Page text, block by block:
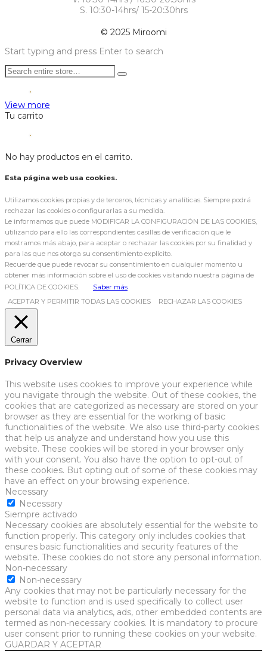
S. 10:30-14hrs/ 15-20:30hrs
© 2025 Miroomi
Start typing and press Enter to search
View more
Tu carrito
No hay productos en el carrito.
Esta página web usa cookies.
Utilizamos cookies propias y de terceros, técnicas y analíticas. Siempre podrá
rechazar las cookies o configurarlas a su medida.
Le informamos que puede MODIFICAR LA CONFIGURACIÓN DE LAS COOKIES,
utilizando para ello las correspondientes casillas de verificación que le
mostramos más abajo, para aceptar o rechazar las cookies por su finalidad y
para las que nos otorga su consentimiento explícito.
Recuerde que puede revocar su consentimiento en cualquier momento u
obtener más información sobre el uso de cookies visitando nuestra página de
POLÍTICA DE COOKIES.
Saber más
ACEPTAR Y PERMITIR TODAS LAS COOKIES
RECHAZAR LAS COOKIES
Cerrar
Privacy Overview
This website uses cookies to improve your experience while
you navigate through the website. Out of these cookies, the
cookies that are categorized as necessary are stored on your
browser as they are essential for the working of basic
functionalities of the website. We also use third-party cookies
that help us analyze and understand how you use this
website. These cookies will be stored in your browser only
with your consent. You also have the option to opt-out of
these cookies. But opting out of some of these cookies may
have an effect on your browsing experience.
Necessary
Necessary
Siempre activado
Necessary cookies are absolutely essential for the website to
function properly. This category only includes cookies that
ensures basic functionalities and security features of the
website. These cookies do not store any personal information.
Non-necessary
Non-necessary
Any cookies that may not be particularly necessary for the
website to function and is used specifically to collect user
personal data via analytics, ads, other embedded contents are
termed as non-necessary cookies. It is mandatory to procure
user consent prior to running these cookies on your website.
GUARDAR Y ACEPTAR